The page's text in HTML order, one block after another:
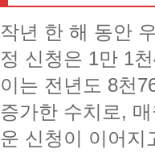
작년 한 해 동안
정 신청은 1만 1
이는 전년도 8천
증가한 수치로,
운 신청이 이어지